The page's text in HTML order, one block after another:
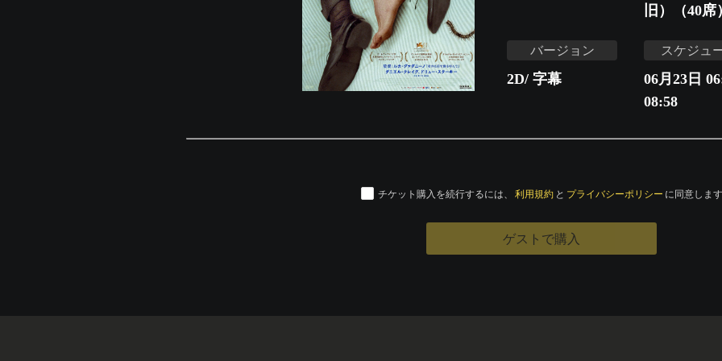
旧）（40席
バージョン
2D/ 字幕
スケジュ
06月23日
08:58
チケット購入を続行するには、 利用規約 と プライバシーポリシー に同意します
ゲストで購入